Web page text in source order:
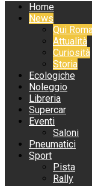
Home
News
Qui
Attualità
Curiosità
Storia
Ecologiche
Noleggio
Libreria
Supercar
Eventi
Saloni
Pneumatici
Sport
Pista
Rally